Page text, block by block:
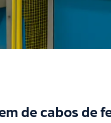
de cabos de